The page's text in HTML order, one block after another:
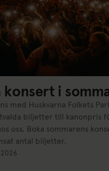
konsert i
med Huskvarna Folkets
biljetter till kanonpris
oss. Boka sommarens
antal biljetter.